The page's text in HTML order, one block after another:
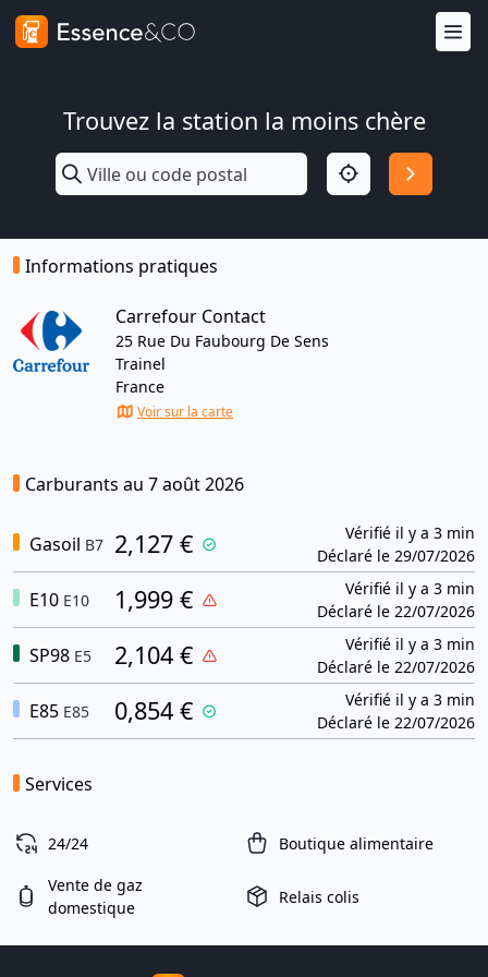
Trouvez la station la moins chère
Informations pratiques
Carrefour Contact
25 Rue Du Faubourg De Sens
Trainel
France
Voir sur la carte
Carburants au 7 août 2026
Gasoil B7 2,127 €
Vérifié il y a 3 min
Déclaré le 29/07/2026
E10 E10 1,999 €
Vérifié il y a 3 min
Déclaré le 22/07/2026
SP98 E5 2,104 €
Vérifié il y a 3 min
Déclaré le 22/07/2026
E85 E85 0,854 €
Vérifié il y a 3 min
Déclaré le 22/07/2026
Services
24/24 Boutique alimentaire
Vente de gaz
domestique
Relais colis